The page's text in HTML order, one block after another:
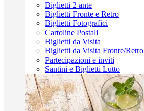
Biglietti 2 ante
Biglietti Fronte e Retro
Biglietti Fotografici
Cartoline Postali
Biglietti da Visita
Biglietti da Visita Fronte/Retro
Partecipazioni e inviti
Santini e Biglietti Lutto